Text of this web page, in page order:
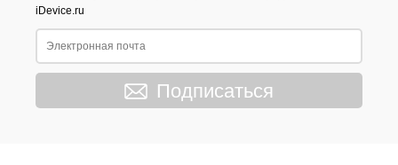
iDevice.ru
Подписаться